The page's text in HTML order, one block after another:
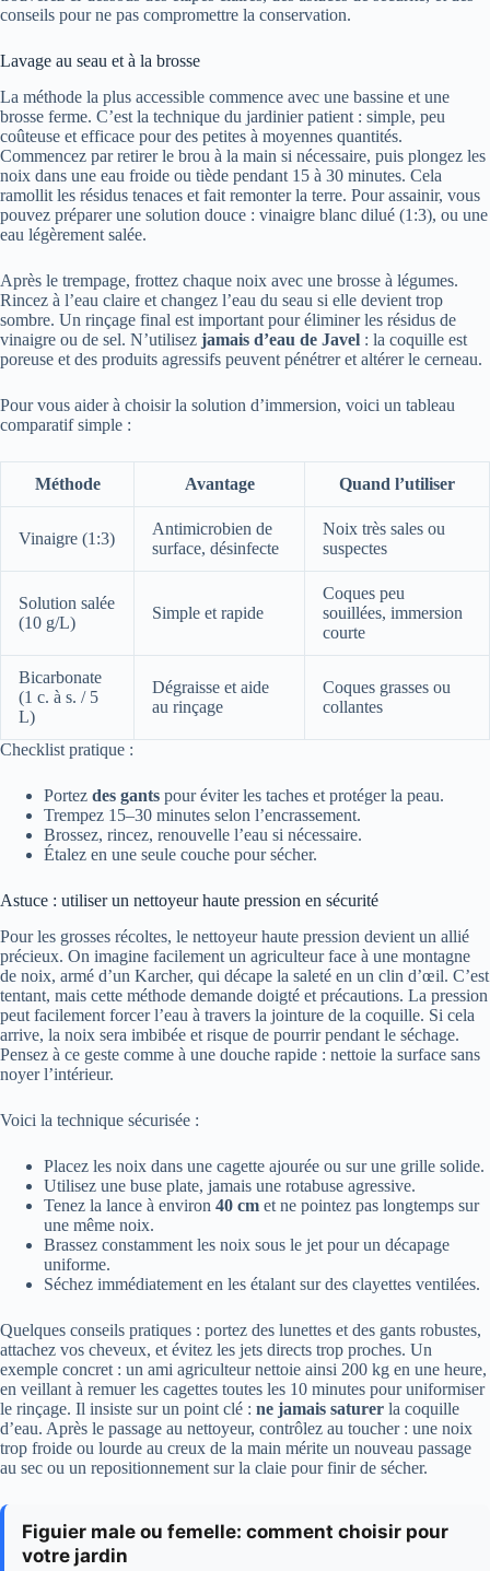
conseils pour ne pas compromettre la conservation.
Lavage au seau et à la brosse
La méthode la plus accessible commence avec une bassine et une
brosse ferme. C’est la technique du jardinier patient : simple, peu
coûteuse et efficace pour des petites à moyennes quantités.
Commencez par retirer le brou à la main si nécessaire, puis plongez les
noix dans une eau froide ou tiède pendant 15 à 30 minutes. Cela
ramollit les résidus tenaces et fait remonter la terre. Pour assainir, vous
pouvez préparer une solution douce : vinaigre blanc dilué (1:3), ou une
eau légèrement salée.
Après le trempage, frottez chaque noix avec une brosse à légumes.
Rincez à l’eau claire et changez l’eau du seau si elle devient trop
sombre. Un rinçage final est important pour éliminer les résidus de
vinaigre ou de sel. N’utilisez jamais d’eau de Javel : la coquille est
poreuse et des produits agressifs peuvent pénétrer et altérer le cerneau.
Pour vous aider à choisir la solution d’immersion, voici un tableau
comparatif simple :
Méthode Avantage Quand l’utiliser
Vinaigre (1:3)
Antimicrobien de
surface, désinfecte
Noix très sales ou
suspectes
Solution salée
(10 g/L)
Simple et rapide
Coques peu
souillées, immersion
courte
Bicarbonate
(1 c. à s. / 5
L)
Dégraisse et aide
au rinçage
Coques grasses ou
collantes
Checklist pratique :
Portez des gants pour éviter les taches et protéger la peau.
Trempez 15–30 minutes selon l’encrassement.
Brossez, rincez, renouvelle l’eau si nécessaire.
Étalez en une seule couche pour sécher.
Astuce : utiliser un nettoyeur haute pression en sécurité
Pour les grosses récoltes, le nettoyeur haute pression devient un allié
précieux. On imagine facilement un agriculteur face à une montagne
de noix, armé d’un Karcher, qui décape la saleté en un clin d’œil. C’est
tentant, mais cette méthode demande doigté et précautions. La pression
peut facilement forcer l’eau à travers la jointure de la coquille. Si cela
arrive, la noix sera imbibée et risque de pourrir pendant le séchage.
Pensez à ce geste comme à une douche rapide : nettoie la surface sans
noyer l’intérieur.
Voici la technique sécurisée :
Placez les noix dans une cagette ajourée ou sur une grille solide.
Utilisez une buse plate, jamais une rotabuse agressive.
Tenez la lance à environ 40 cm et ne pointez pas longtemps sur
une même noix.
Brassez constamment les noix sous le jet pour un décapage
uniforme.
Séchez immédiatement en les étalant sur des clayettes ventilées.
Quelques conseils pratiques : portez des lunettes et des gants robustes,
attachez vos cheveux, et évitez les jets directs trop proches. Un
exemple concret : un ami agriculteur nettoie ainsi 200 kg en une heure,
en veillant à remuer les cagettes toutes les 10 minutes pour uniformiser
le rinçage. Il insiste sur un point clé : ne jamais saturer la coquille
d’eau. Après le passage au nettoyeur, contrôlez au toucher : une noix
trop froide ou lourde au creux de la main mérite un nouveau passage
au sec ou un repositionnement sur la claie pour finir de sécher.
Figuier male ou femelle: comment choisir pour
votre jardin